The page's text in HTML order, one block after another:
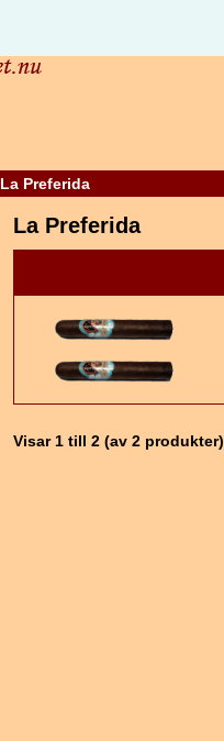
La Preferida
La Preferida
Visar1till 2(av 2produkter)